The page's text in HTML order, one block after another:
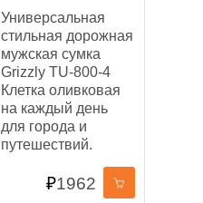
Универсальная
стильная дорожная
мужская сумка
Grizzly TU-800-4
Клетка оливковая
на каждый день
для города и
путешествий.
₽1962